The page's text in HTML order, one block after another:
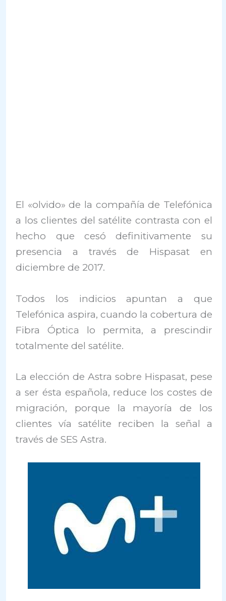
El «olvido» de la compañía de Telefónica
a los clientes del satélite contrasta con el
hecho que cesó definitivamente su
presencia a través de Hispasat en
diciembre de 2017.
Todos los indicios apuntan a que
Telefónica aspira, cuando la cobertura de
Fibra Óptica lo permita, a prescindir
totalmente del satélite.
La elección de Astra sobre Hispasat, pese
a ser ésta española, reduce los costes de
migración, porque la mayoría de los
clientes vía satélite reciben la señal a
través de SES Astra.